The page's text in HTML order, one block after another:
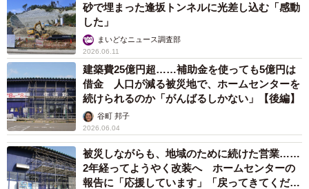
砂で埋まった逢坂トンネルに光差し込む「感動
した」
まいどなニュース調査部
2026.06.11
建築費25億円超……補助金を使っても5億円は
借金 人口が減る被災地で、ホームセンターを
続けられるのか「がんばるしかない」【後編】
谷町 邦子
2026.06.04
被災しながらも、地域のために続けた営業……
2年経ってようやく改装へ ホームセンターの
報告に「応援しています」「戻ってきてくださ